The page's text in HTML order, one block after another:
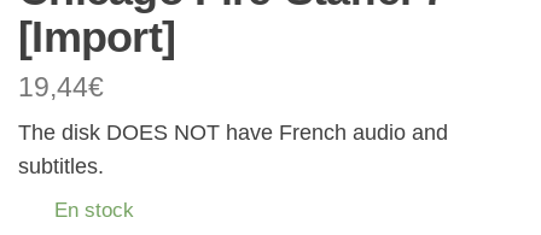
[Import]
19,44€
The disk DOES NOT have French audio and
subtitles.
En stock